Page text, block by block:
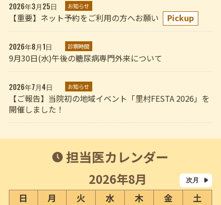
2026年3月25日 お知らせ
【重要】ネット予約をご利用の方へお願い Pickup
2026年8月1日 診察時間
9月30日(水)午後の糖尿病専門外来について
2026年7月4日 お知らせ
【ご報告】当院初の地域イベント「里村FESTA 2026」を
開催しました！
担当医カレンダー
2026年8月 次月
日 月 火 水 木 金
土